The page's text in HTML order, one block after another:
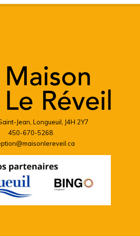
Jean, Longueuil, J4H 2Y7
450-670-5268